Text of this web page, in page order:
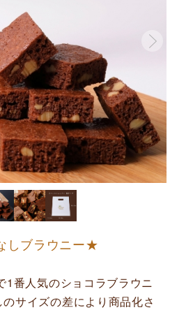
しブラウニー★
1番人気のショコラブラウニ
サイズの差により商品化さ